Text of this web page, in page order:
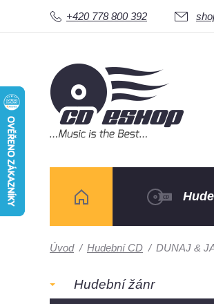
+420 778 800 392
Úvod / Hudební CD / DUNAJ &
Hudební žánr